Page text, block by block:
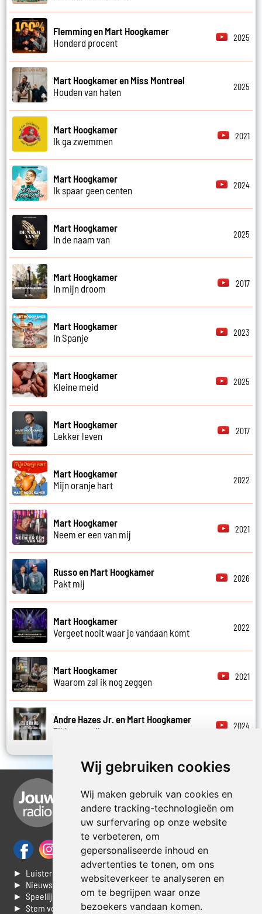
Wij gebruiken cookies
Wij maken gebruik van cookies en
andere tracking-technologieën om
uw surfervaring op onze website
te verbeteren, om
gepersonaliseerde inhoud en
advertenties te tonen, om ons
websiteverkeer te analyseren en
om te begrijpen waar onze
bezoekers vandaan komen.
Flemming en Mart Hoogkamer
Honderd procent
2025
Mart Hoogkamer en Miss Montreal
Houden van haten
2025
Mart Hoogkamer
Ik ga zwemmen
2021
Mart Hoogkamer
Ik spaar geen centen
2024
Mart Hoogkamer
In de naam van
2025
Mart Hoogkamer
In mijn droom
2017
Mart Hoogkamer
In Spanje
2023
Mart Hoogkamer
Kleine meid
2025
Mart Hoogkamer
Lekker leven
2017
Mart Hoogkamer
Mijn oranje hart
2022
Mart Hoogkamer
Neem er een van mij
2021
Russo en Mart Hoogkamer
Pakt mij
2026
Mart Hoogkamer
Vergeet nooit waar je vandaan komt
2022
Mart Hoogkamer
Waarom zal ik nog zeggen
2021
Andre Hazes Jr. en Mart Hoogkamer
Zij is van mij
2024
► Luisteren naar Jouwradio
► Nieuws
► Speellijst
► Stem voor de Dag top 3